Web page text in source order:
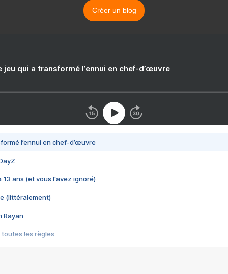
Créer un blog
jeu qui a transformé l’ennui en chef-d’œuvre
l’ennui en chef-d’œuvre
13 ans (et vous l'avez ignoré)
(littéralement)
Rayan
toutes les règles